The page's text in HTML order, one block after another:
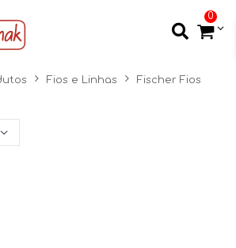
0
Fios e Linhas
Fischer Fios